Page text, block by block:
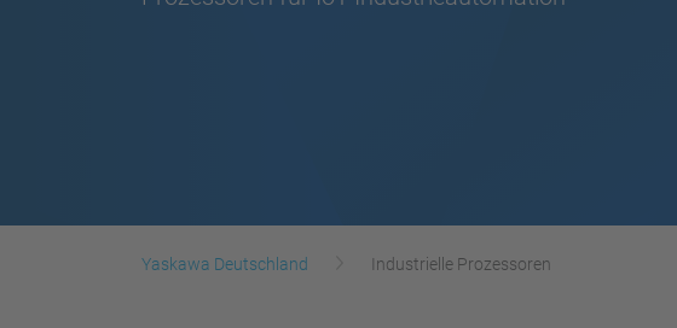
Yaskawa Deutschland Industrielle Prozessoren